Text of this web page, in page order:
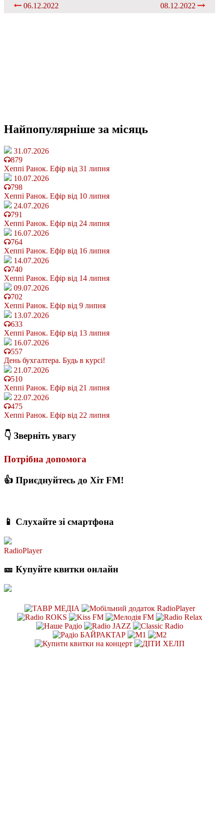
06.12.2022
08.12.2022
Найпопулярніше за місяць
31.07.2026
879
Хеппі Ранок. Ефір від 31 липня
10.07.2026
798
Хеппі Ранок. Ефір від 10 липня
24.07.2026
791
Хеппі Ранок. Ефір від 24 липня
16.07.2026
764
Хеппі Ранок. Ефір від 16 липня
14.07.2026
740
Хеппі Ранок. Ефір від 14 липня
09.07.2026
702
Хеппі Ранок. Ефір від 9 липня
13.07.2026
633
Хеппі Ранок. Ефір від 13 липня
16.07.2026
557
День бухгалтера. Будь в курсі!
21.07.2026
510
Хеппі Ранок. Ефір від 21 липня
22.07.2026
475
Хеппі Ранок. Ефір від 22 липня
👇 Зверніть увагу
Потрібна допомога
👍 Приєднуйтесь до Хіт FM!
📱 Слухайте зі смартфона
RadioPlayer
🎫 Купуйте квитки онлайн